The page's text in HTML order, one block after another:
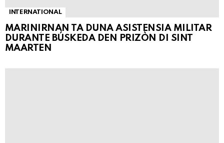
INTERNATIONAL
MARINIRNAN TA DUNA ASISTENSIA MILITAR
DURANTE BÚSKEDA DEN PRIZÒN DI SINT
MAARTEN